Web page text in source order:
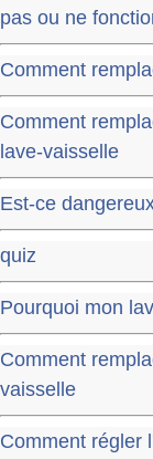
pas ou ne
Comment
Comment
lave-vaisselle
Est-ce
quiz
Pourquoi mon
Comment
vaisselle
Comment régler